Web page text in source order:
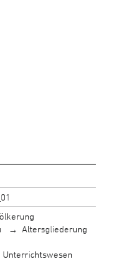
Altersgliederung
Unterrichtswesen